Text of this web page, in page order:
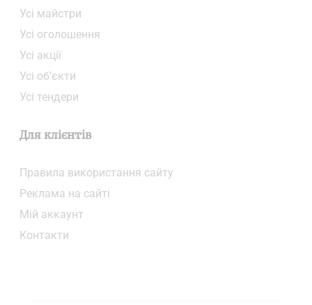
Усі майстри
Усі оголошення
Усі акції
Усі об’єкти
Усі тендери
Для клієнтів
Правила використання сайту
Реклама на сайті
Мій аккаунт
Контакти